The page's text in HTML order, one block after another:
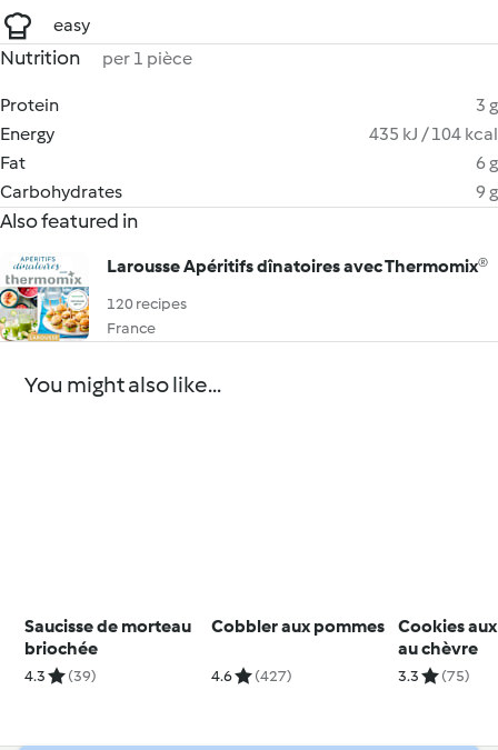
easy
Nutrition per 1 pièce
Protein
3 g
Energy
435 kJ / 104 kcal
Fat
6 g
Carbohydrates
9 g
Also featured in
Larousse Apéritifs dînatoires avec Thermomix®
120 recipes
France
You might also like...
Saucisse de morteau
briochée
4.3 (39)
Cobbler aux pommes
4.6 (427)
Cookies
au chèvre
3.3 (75)